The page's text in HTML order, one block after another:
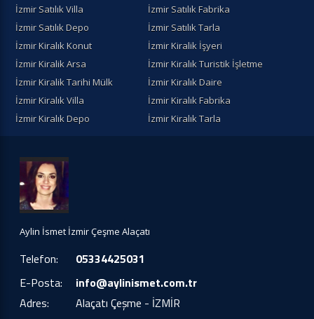
İzmir Satılık Villa
İzmir Satılık Fabrika
İzmir Satılık Depo
İzmir Satılık Tarla
İzmir Kiralık Konut
İzmir Kiralik İşyeri
İzmir Kiralik Arsa
İzmir Kiralık Turistik İşletme
İzmir Kiralik Tarihi Mülk
İzmir Kiralık Daire
İzmir Kiralık Villa
İzmir Kiralık Fabrika
İzmir Kiralık Depo
İzmir Kiralık Tarla
Aylin İsmet İzmir Çeşme Alaçatı
Telefon:
05334425031
E-Posta:
info@aylinismet.com.tr
Adres:
Alaçatı Çeşme - İZMİR